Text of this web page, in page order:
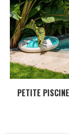
PETITE